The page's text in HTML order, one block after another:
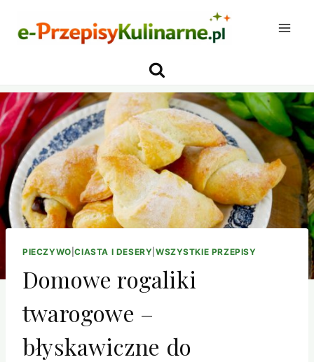
PIECZYWO |CIASTA I DESERY WSZYSTKIE PRZEPISY
Domowe rogaliki
twarogowe –
błyskawiczne do